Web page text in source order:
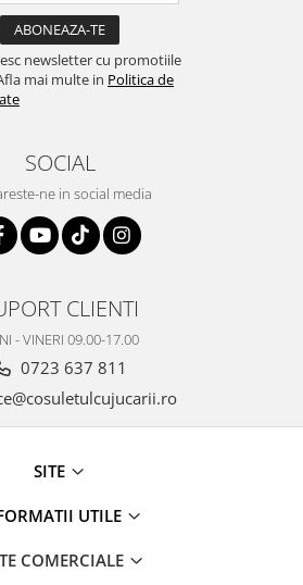
newsletter cu promotiile
mai multe in Politica de
SOCIAL
ne in social media
CLIENTI
- VINERI 09.00-17.00
0723 637 811
SITE
UTILE
COMERCIALE